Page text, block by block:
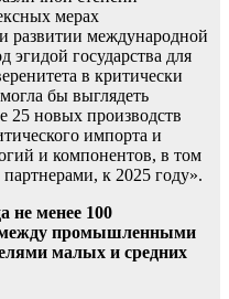
мерах
развитии международной
эгидой государства для
в критически
бы выглядеть
25 новых производств
импорта и
и компонентов, в том
к 2025 году».
не менее 100
промышленными
малых и средних